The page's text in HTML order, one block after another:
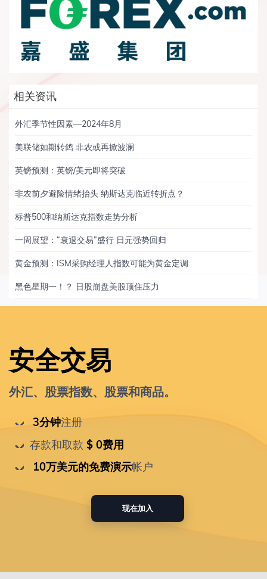
相关资讯
外汇季节性因素—2024年8月
美联储如期转鸽 非农或再掀波澜
英镑预测：英镑/美元即将突破
非农前夕避险情绪抬头 纳斯达克临近转折点？
标普500和纳斯达克指数走势分析
一周展望：“衰退交易”盛行 日元强势回归
黄金预测：ISM采购经理人指数可能为黄金定调
黑色星期一！？ 日股崩盘美股顶住压力
安全交易
外汇、股票指数、股票和商品。
3分钟注册
存款和取款 $ 0费用
10万美元的免费演示帐户
现在加入